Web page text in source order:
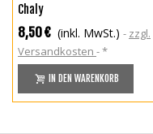
Chaly
8,50 € (inkl. MwSt.)
zzgl.
Versandkosten
*
IN DEN WARENKORB